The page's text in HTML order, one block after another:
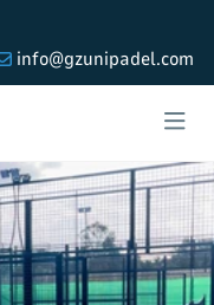
info@gzunipadel.com